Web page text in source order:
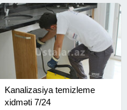
Kanalizasiya temizleme
xidməti 7/24